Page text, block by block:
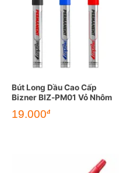
Bút Long Dầu Cao Cấp
Bizner BIZ-PM01 Vỏ Nhôm
19.000đ